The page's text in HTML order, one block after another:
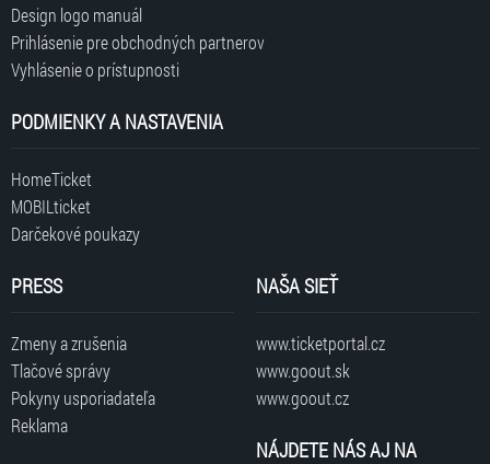
Design logo manuál
Prihlásenie pre obchodných partnerov
Vyhlásenie o prístupnosti
PODMIENKY A NASTAVENIA
HomeTicket
MOBILticket
Darčekové poukazy
PRESS
Zmeny a zrušenia
Tlačové správy
Pokyny usporiadateľa
Reklama
NAŠA SIEŤ
www.ticketportal.cz
www.goout.sk
www.goout.cz
NÁJDETE NÁS AJ NA